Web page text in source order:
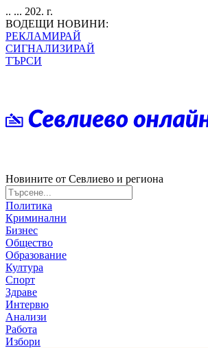
.. ... 202. г.
ВОДЕЩИ НОВИНИ:
РЕКЛАМИРАЙ
СИГНАЛИЗИРАЙ
ТЪРСИ
Новините от Севлиево и региона
Политика
Криминални
Бизнес
Общество
Образование
Култура
Спорт
Здраве
Интервю
Анализи
Работа
Избори